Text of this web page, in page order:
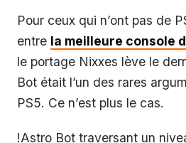
Pour ceux qui n’ont pas de
entre la meilleure console
le portage Nixxes lève le
Bot était l’un des rares
PS5. Ce n’est plus le cas.
!Astro Bot traversant un